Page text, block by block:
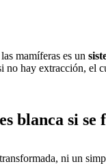
mamíferas es un
hay extracción, el
blanca si
ni un